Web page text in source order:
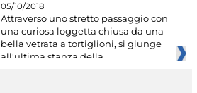
05/10/2018
Attraverso uno stretto passaggio con
una curiosa loggetta chiusa da una
bella vetrata a tortiglioni, si giunge
all'ultima stanza della